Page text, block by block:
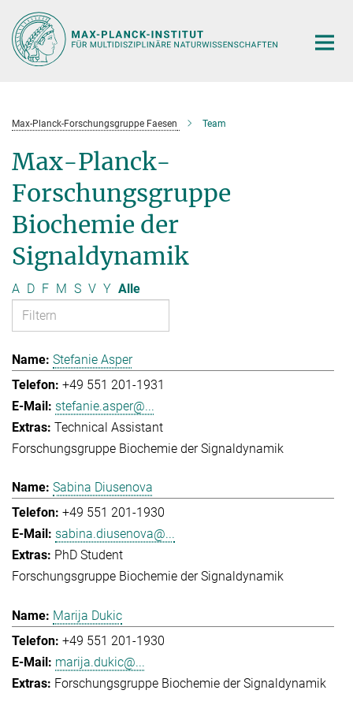
Hauptinhalt
Max-Planck-Forschungsgruppe Faesen Team
Max-Planck-
Forschungsgruppe
Biochemie der
Signaldynamik
A D F M S V Y Alle
Stefanie Asper
+49 551 201-1931
stefanie.asper@...
Technical Assistant
Forschungsgruppe Biochemie der Signaldynamik
Sabina Diusenova
+49 551 201-1930
sabina.diusenova@...
PhD Student
Forschungsgruppe Biochemie der Signaldynamik
Marija Dukic
+49 551 201-1930
marija.dukic@...
Forschungsgruppe Biochemie der Signaldynamik